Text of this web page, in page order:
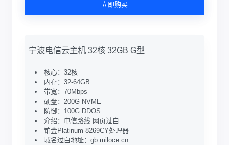
立即购买
宁波电信云主机 32核 32GB G型
核心：32核
内存：32-64GB
带宽：70Mbps
硬盘：200G NVME
防御：100G DDOS
介绍：电信路线 网页过白
铂金Platinum-8269CY处理器
域名过白地址：gb.miloce.cn